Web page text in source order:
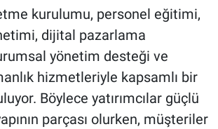
kurulumu, personel eğitimi,
dijital pazarlama
yönetim desteği ve
hizmetleriyle kapsamlı bir
Böylece yatırımcılar güçlü
parçası olurken, müşteriler